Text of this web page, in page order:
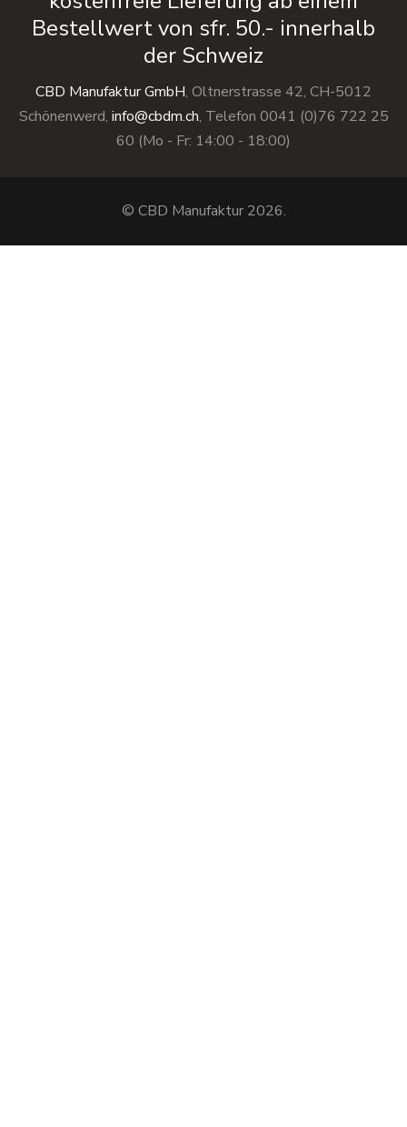
Bestellwert von sfr. 50.- innerhalb
der Schweiz
CBD Manufaktur GmbH, Oltnerstrasse 42, CH-5012
Schönenwerd, info@cbdm.ch, Telefon 0041 (0)76 722 25
60 (Mo - Fr: 14:00 - 18:00)
© CBD Manufaktur 2026.